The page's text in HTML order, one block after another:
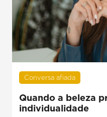
Conversa afiada
Quando a beleza
individualidade